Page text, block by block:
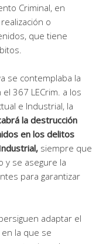
Criminal, en
o
que tiene
se contemplaba la
367 LECrim. a los
e Industrial, la
la destrucción
en los delitos
siempre que
y se asegure la
para garantizar
adaptar el
la que se